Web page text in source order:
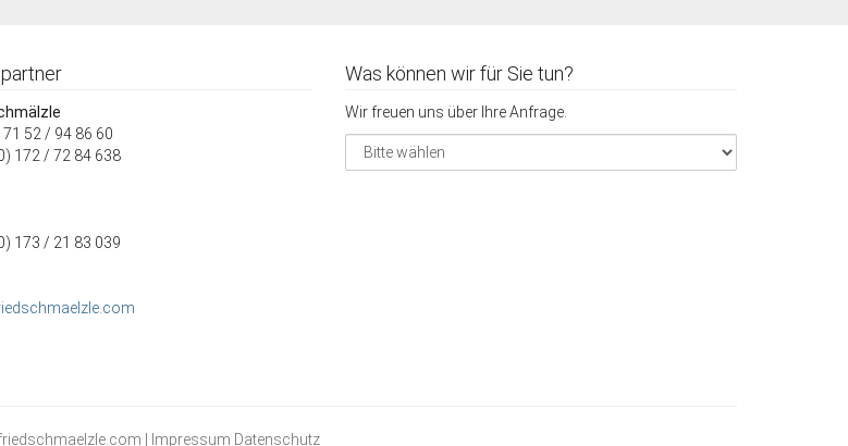
52 / 94 86 60
172 / 72 84 638
173 / 21 83 039
Was können wir für Sie tun?
Wir freuen uns über Ihre Anfrage.
| Impressum Datenschutz